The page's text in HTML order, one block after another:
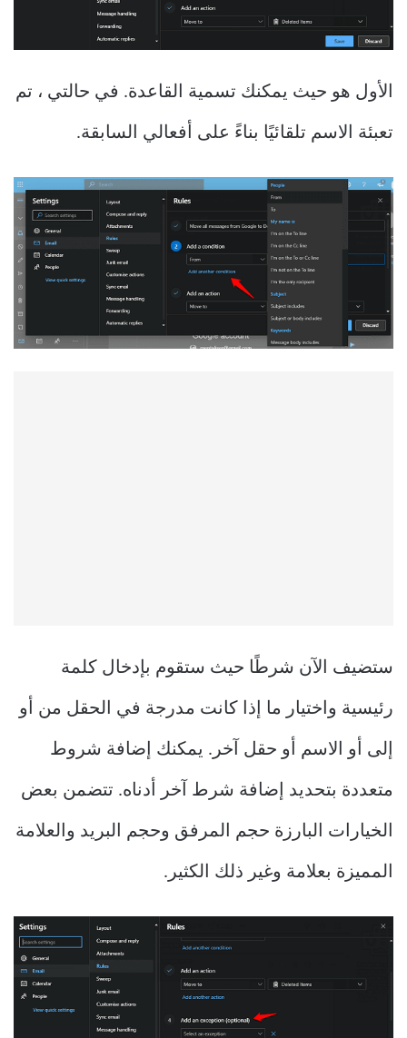
الأول هو حيث يمكنك تسمية القاعدة. في حالتي ، تم
تعبئة الاسم تلقائيًا بناءً على أفعالي السابقة.
ستضيف الآن شرطًا حيث ستقوم بإدخال كلمة
رئيسية واختيار ما إذا كانت مدرجة في الحقل من أو
إلى أو الاسم أو حقل آخر. يمكنك إضافة شروط
متعددة بتحديد إضافة شرط آخر أدناه. تتضمن بعض
الخيارات البارزة حجم المرفق وحجم البريد والعلامة
المميزة بعلامة وغير ذلك الكثير.